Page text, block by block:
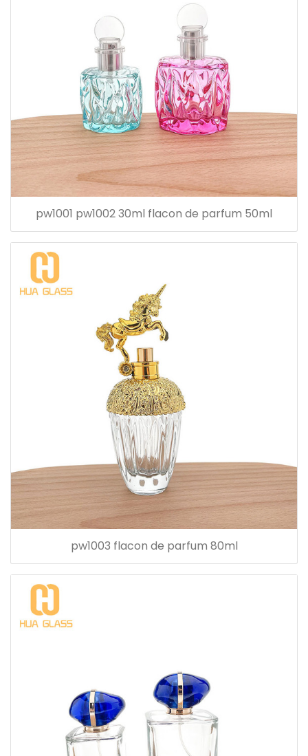
pw1001 pw1002 30ml flacon de parfum 50ml
pw1003 flacon de parfum 80ml